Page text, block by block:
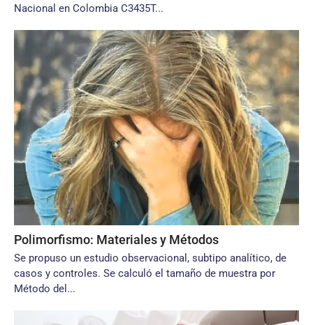
Nacional en Colombia C3435T...
Polimorfismo: Materiales y Métodos
Se propuso un estudio observacional, subtipo analítico, de
casos y controles. Se calculó el tamaño de muestra por
Método del...